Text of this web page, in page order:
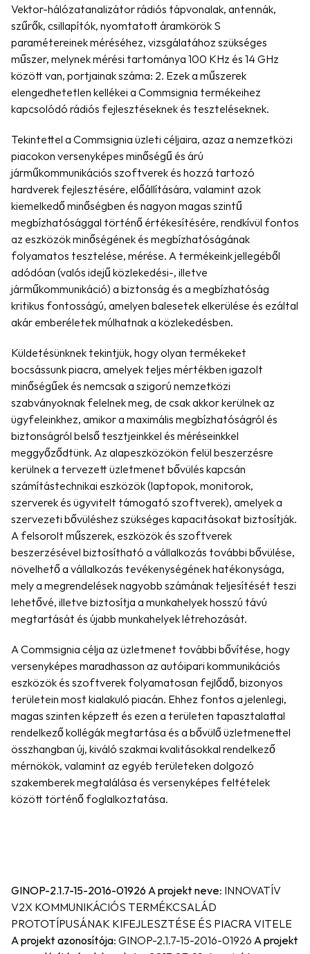
Vektor-hálózatanalizátor rádiós tápvonalak, antennák,
szűrők, csillapítók, nyomtatott áramkörök S
paramétereinek méréséhez, vizsgálatához szükséges
műszer, melynek mérési tartománya 100 KHz és 14 GHz
között van, portjainak száma: 2. Ezek a műszerek
elengedhetetlen kellékei a Commsignia termékeihez
kapcsolódó rádiós fejlesztéseknek és teszteléseknek.
Tekintettel a Commsignia üzleti céljaira, azaz a nemzetközi
piacokon versenyképes minőségű és árú
járműkommunikációs szoftverek és hozzá tartozó
hardverek fejlesztésére, előállítására, valamint azok
kiemelkedő minőségben és nagyon magas szintű
megbízhatósággal történő értékesítésére, rendkívül fontos
az eszközök minőségének és megbízhatóságának
folyamatos tesztelése, mérése. A termékeink jellegéből
adódóan (valós idejű közlekedési-, illetve
járműkommunikáció) a biztonság és a megbízhatóság
kritikus fontosságú, amelyen balesetek elkerülése és ezáltal
akár emberéletek múlhatnak a közlekedésben.
Küldetésünknek tekintjük, hogy olyan termékeket
bocsássunk piacra, amelyek teljes mértékben igazolt
minőségűek és nemcsak a szigorú nemzetközi
szabványoknak felelnek meg, de csak akkor kerülnek az
ügyfeleinkhez, amikor a maximális megbízhatóságról és
biztonságról belső tesztjeinkkel és méréseinkkel
meggyőződtünk. Az alapeszközökön felül beszerzésre
kerülnek a tervezett üzletmenet bővülés kapcsán
számítástechnikai eszközök (laptopok, monitorok,
szerverek és ügyvitelt támogató szoftverek), amelyek a
szervezeti bővüléshez szükséges kapacitásokat biztosítják.
A felsorolt műszerek, eszközök és szoftverek
beszerzésével biztosítható a vállalkozás további bővülése,
növelhető a vállalkozás tevékenységének hatékonysága,
mely a megrendelések nagyobb számának teljesítését teszi
lehetővé, illetve biztosítja a munkahelyek hosszú távú
megtartását és újabb munkahelyek létrehozását.
A Commsignia célja az üzletmenet további bővítése, hogy
versenyképes maradhasson az autóipari kommunikációs
eszközök és szoftverek folyamatosan fejlődő, bizonyos
területein most kialakuló piacán. Ehhez fontos a jelenlegi,
magas szinten képzett és ezen a területen tapasztalattal
rendelkező kollégák megtartása és a bővülő üzletmenettel
összhangban új, kiváló szakmai kvalitásokkal rendelkező
mérnökök, valamint az egyéb területeken dolgozó
szakemberek megtalálása és versenyképes feltételek
között történő foglalkoztatása.
GINOP-2.1.7-15-2016-01926 A projekt neve: INNOVATÍV
V2X KOMMUNIKÁCIÓS TERMÉKCSALÁD
A projekt azonosítója: GINOP-2.1.7-15-2016-01926 A projekt